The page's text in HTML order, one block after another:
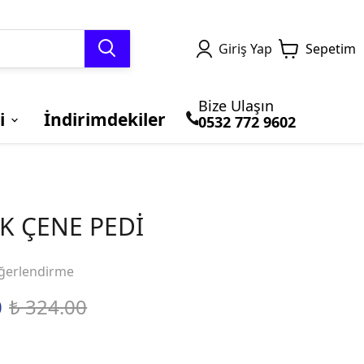
Giriş Yap Sepetim
İndirimdekiler
Bize Ulaşın
0532 772 9602
ÇENE PEDİ
₺ 324.00